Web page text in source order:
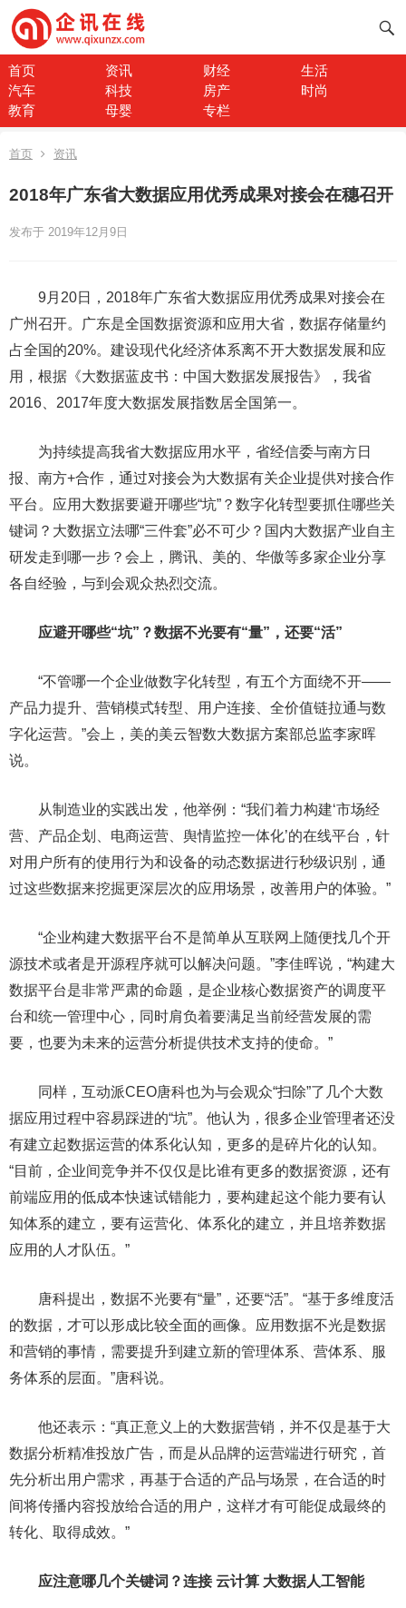
首页 资讯 财经
生活
汽车
科技 房产
时尚
教育
母婴 专栏
首页 资讯
2018年广东省大数据应用优秀成果对接会在穗召开
发布于 2019年12月9日
9月20日，2018年广东省大数据应用优秀成果对接会在
广州召开。广东是全国数据资源和应用大省，数据存储量约
占全国的20%。建设现代化经济体系离不开大数据发展和应
用，根据《大数据蓝皮书：中国大数据发展报告》，我省
2016、2017年度大数据发展指数居全国第一。
为持续提高我省大数据应用水平，省经信委与南方日
报、南方+合作，通过对接会为大数据有关企业提供对接合作
平台。应用大数据要避开哪些“坑”？数字化转型要抓住哪些关
键词？大数据立法哪“三件套”必不可少？国内大数据产业自主
研发走到哪一步？会上，腾讯、美的、华傲等多家企业分享
各自经验，与到会观众热烈交流。
应避开哪些“坑”？数据不光要有“量”，还要“活”
“不管哪一个企业做数字化转型，有五个方面绕不开——
产品力提升、营销模式转型、用户连接、全价值链拉通与数
字化运营。”会上，美的美云智数大数据方案部总监李家晖
说。
从制造业的实践出发，他举例：“我们着力构建‘市场经
营、产品企划、电商运营、舆情监控一体化’的在线平台，针
对用户所有的使用行为和设备的动态数据进行秒级识别，通
过这些数据来挖掘更深层次的应用场景，改善用户的体验。”
“企业构建大数据平台不是简单从互联网上随便找几个开
源技术或者是开源程序就可以解决问题。”李佳晖说，“构建大
数据平台是非常严肃的命题，是企业核心数据资产的调度平
台和统一管理中心，同时肩负着要满足当前经营发展的需
要，也要为未来的运营分析提供技术支持的使命。”
同样，互动派CEO唐科也为与会观众“扫除”了几个大数
据应用过程中容易踩进的“坑”。他认为，很多企业管理者还没
有建立起数据运营的体系化认知，更多的是碎片化的认知。
“目前，企业间竞争并不仅仅是比谁有更多的数据资源，还有
前端应用的低成本快速试错能力，要构建起这个能力要有认
知体系的建立，要有运营化、体系化的建立，并且培养数据
应用的人才队伍。”
唐科提出，数据不光要有“量”，还要“活”。“基于多维度活
的数据，才可以形成比较全面的画像。应用数据不光是数据
和营销的事情，需要提升到建立新的管理体系、营体系、服
务体系的层面。”唐科说。
他还表示：“真正意义上的大数据营销，并不仅是基于大
数据分析精准投放广告，而是从品牌的运营端进行研究，首
先分析出用户需求，再基于合适的产品与场景，在合适的时
间将传播内容投放给合适的用户，这样才有可能促成最终的
转化、取得成效。”
应注意哪几个关键词？连接 云计算 大数据人工智能